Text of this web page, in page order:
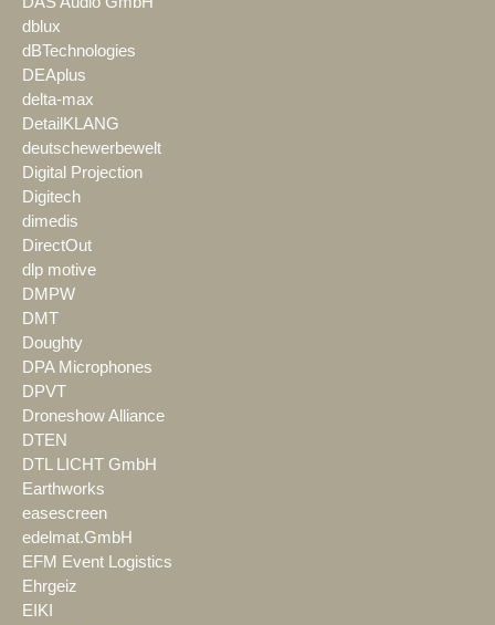
dblux
dBTechnologies
DEAplus
delta-max
DetailKLANG
deutschewerbewelt
Digital Projection
Digitech
dimedis
DirectOut
dlp motive
DMPW
DMT
Doughty
DPA Microphones
DPVT
Droneshow Alliance
DTEN
DTL LICHT GmbH
Earthworks
easescreen
edelmat.GmbH
EFM Event Logistics
Ehrgeiz
EIKI